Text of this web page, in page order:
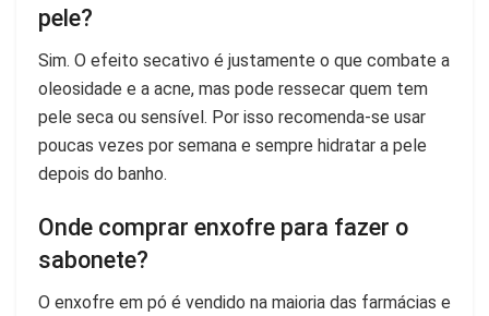
pele?
Sim. O efeito secativo é justamente o que combate a
oleosidade e a acne, mas pode ressecar quem tem
pele seca ou sensível. Por isso recomenda-se usar
poucas vezes por semana e sempre hidratar a pele
depois do banho.
Onde comprar enxofre para fazer o
sabonete?
O enxofre em pó é vendido na maioria das farmácias e